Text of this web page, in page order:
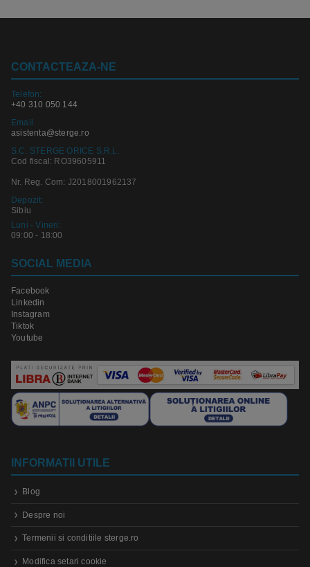
CONTACTEAZA-NE
Telefon:
+40 310 050 144
Email
asistenta@sterge.ro
S.C. STERGE ORICE S.R.L.
Cod fiscal: RO39605911
Nr. Reg. Com: J2018001962137
Depozit:
Sibiu
Luni - Vineri:
09:00 - 18:00
SOCIAL MEDIA
Facebook
Linkedin
Instagram
Tiktok
Youtube
INFORMATII UTILE
Blog
Despre noi
Termenii si conditiile sterge.ro
Modifica setari cookie